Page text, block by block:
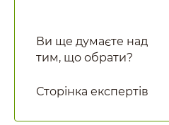
Ви ще думаєте над
тим, що обрати?
Сторінка експертів